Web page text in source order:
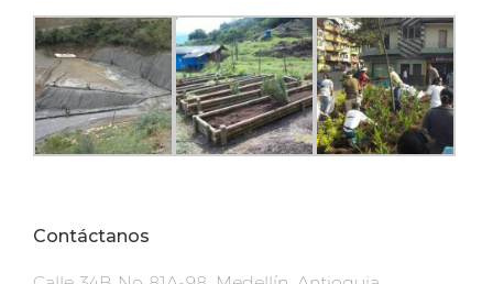
Contáctanos